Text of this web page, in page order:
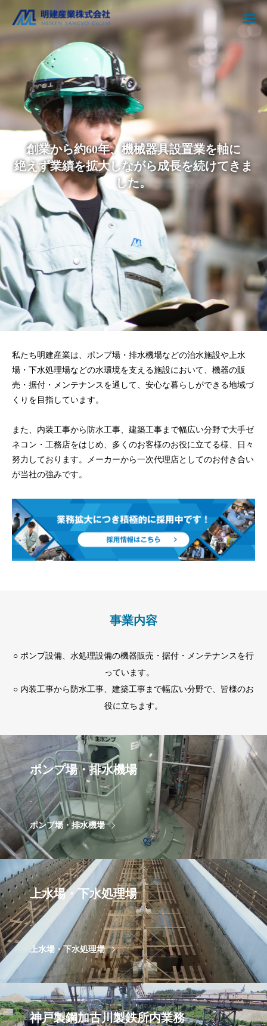
創業から約60年、機械器具設置業を軸に
絶えず業績を拡大しながら成長を続けてきま
した。
私たち明建産業は、ポンプ場・排水機場などの治水施設や上水
場・下水処理場などの水環境を支える施設において、 機器の販
売・据付・メンテナンスを通して、安心な暮らしができる地域づ
くりを目指しています。
また、内装工事から防水工事、建築工事まで幅広い分野で大手ゼ
ネコン・工務店をはじめ、多くのお客様のお役に立てる様、日々
努力しております。
メーカーから一次代理店としてのお付き合い
が当社の強みです。
事業内容
○ ポンプ設備、水処理設備の機器販売・据付・メンテナンスを行
っています。
○ 内装工事から防水工事、建築工事まで幅広い分野で、皆様のお
役に立ちます。
ポンプ場・排水機場
.
ポンプ場・排水機場
上水場・下水処理場
.
上水場・下水処理場
神戸製鋼加古川製鉄所内業務